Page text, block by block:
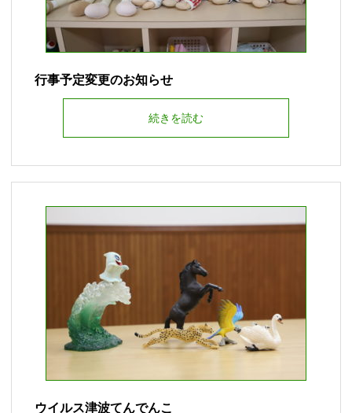
行事予定変更のお知らせ
続きを読む
ウイルス津波てんでんこ